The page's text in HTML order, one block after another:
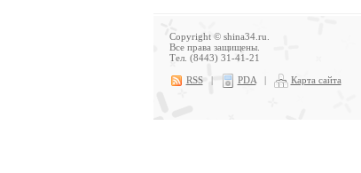
Copyright © shina34.ru.
Все права защищены.
Тел. (8443) 31-41-21
RSS | PDA | Карта сайта